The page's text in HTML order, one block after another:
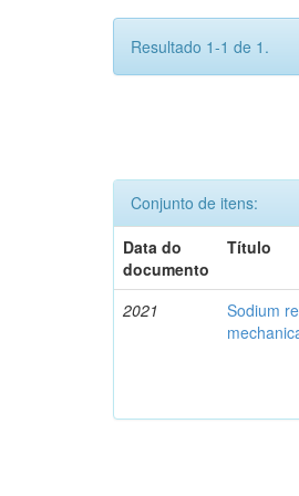
Resultado 1-1 de 1.
Conjunto de itens:
Data do
documento
Título
2021
Sodium